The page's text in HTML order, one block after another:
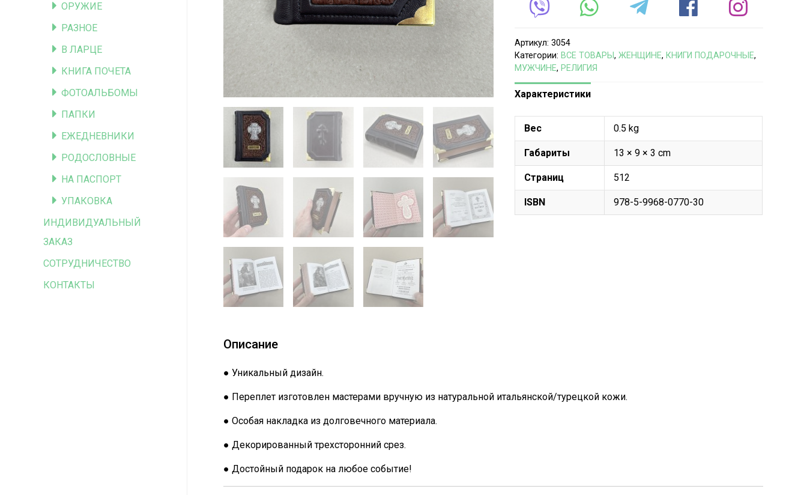
ОРУЖИЕ
РАЗНОЕ
В ЛАРЦЕ
КНИГА ПОЧЕТА
ФОТОАЛЬБОМЫ
ПАПКИ
ЕЖЕДНЕВНИКИ
РОДОСЛОВНЫЕ
НА ПАСПОРТ
УПАКОВКА
ИНДИВИДУАЛЬНЫЙ
ЗАКАЗ
СОТРУДНИЧЕСТВО
КОНТАКТЫ
Артикул:3054
Категории: ВСЕ ТОВАРЫ,ЖЕНЩИНЕ, КНИГИ ПОДАРОЧНЫЕ,
МУЖЧИНЕ, РЕЛИГИЯ
Характеристики
Вес 0.5 kg
Габариты 13 × 9 × 3 cm
Страниц 512
ISBN 978-5-9968-0770-30
Описание
● Уникальный дизайн.
● Переплет изготовлен мастерами вручную из натуральной итальянской/турецкой кожи.
● Особая накладка из долговечного материала.
● Декорированный трехсторонний срез.
● Достойный подарок на любое событие!